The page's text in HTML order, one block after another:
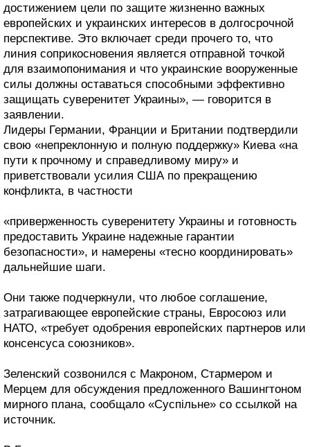
достижением цели по защите жизненно важных
европейских и украинских интересов в долгосрочной
перспективе. Это включает среди прочего то, что
линия соприкосновения является отправной точкой
для взаимопонимания и что украинские вооруженные
силы должны оставаться способными эффективно
защищать суверенитет Украины», — говорится в
заявлении.
Лидеры Германии, Франции и Британии подтвердили
свою «непреклонную и полную поддержку» Киева «на
пути к прочному и справедливому миру» и
приветствовали усилия США по прекращению
конфликта, в частности
«приверженность суверенитету Украины и готовность
предоставить Украине надежные гарантии
безопасности», и намерены «тесно координировать»
дальнейшие шаги.
Они также подчеркнули, что любое соглашение,
затрагивающее европейские страны, Евросоюз или
НАТО, «требует одобрения европейских партнеров или
консенсуса союзников».
Зеленский созвонился с Макроном, Стармером и
Мерцем для обсуждения предложенного Вашингтоном
мирного плана, сообщало «Суспільне» со ссылкой на
источник.